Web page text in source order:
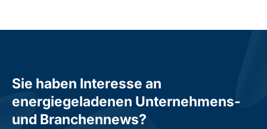
Sie haben Interesse an
energiegeladenen Unternehmens-
und Branchennews?